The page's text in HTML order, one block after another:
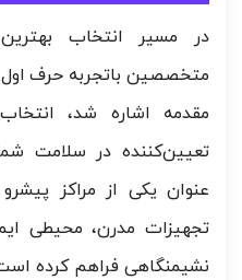
در مسیر انتخاب
متخصصین باتجربه حرف اول
مقدمه اشاره شد،
تعیین‌کننده در سلامت
عنوان یکی از مراکز
تجهیزات مدرن، محیطی
نشیمنگاهی فراهم کرده